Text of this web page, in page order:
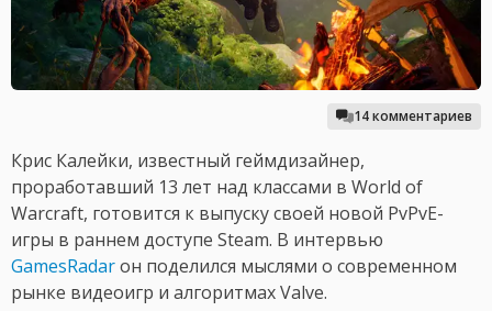
14 комментариев
Крис Калейки, известный геймдизайнер,
проработавший 13 лет над классами в World of
Warcraft, готовится к выпуску своей новой PvPvE-
игры в раннем доступе Steam. В интервью
GamesRadarон поделился мыслями о современном
рынке видеоигр и алгоритмах Valve.